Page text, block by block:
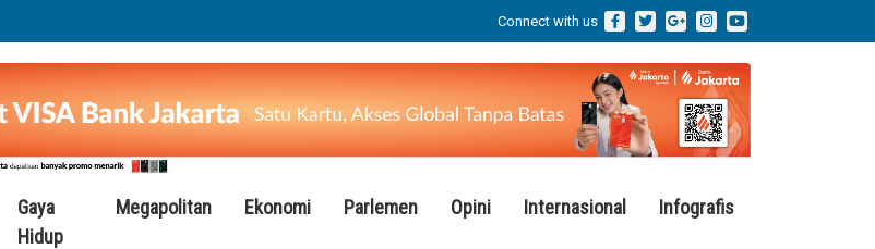
Connect with us
Gaya
Hidup
Megapolitan Ekonomi Parlemen Opini Internasional Infografis